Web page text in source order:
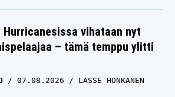
Hurricanesissa vihataan nyt
– tämä temppu ylitti
07.08.2026 LASSE HONKANEN